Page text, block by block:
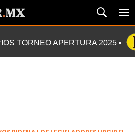
TORNEO APERTURA 2025